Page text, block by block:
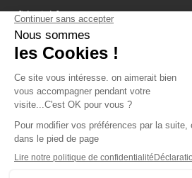
fiducial.fr
lyoncapitale.fr
olympique-et-lyonnais.com
L'application Iphone /
Téléchargez
Les cookies